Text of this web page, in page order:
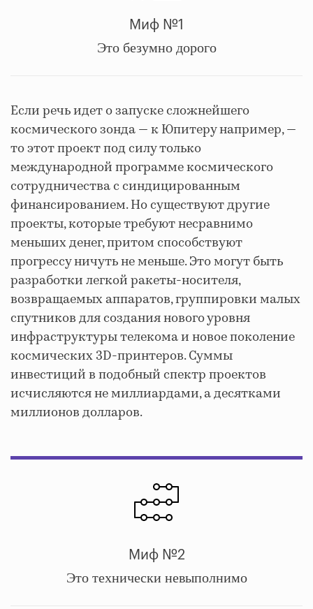
Миф №1
Это безумно дорого
Если речь идет о запуске сложнейшего
космического зонда — к Юпитеру например, —
то этот проект под силу только
международной программе космического
сотрудничества с синдицированным
финансированием. Но существуют другие
проекты, которые требуют несравнимо
меньших денег, притом способствуют
прогрессу ничуть не меньше. Это могут быть
разработки легкой ракеты-носителя,
возвращаемых аппаратов, группировки малых
спутников для создания нового уровня
инфраструктуры телекома и новое поколение
космических 3D-принтеров. Суммы
инвестиций в подобный спектр проектов
исчисляются не миллиардами, а десятками
миллионов долларов.
Миф №2
Это технически невыполнимо